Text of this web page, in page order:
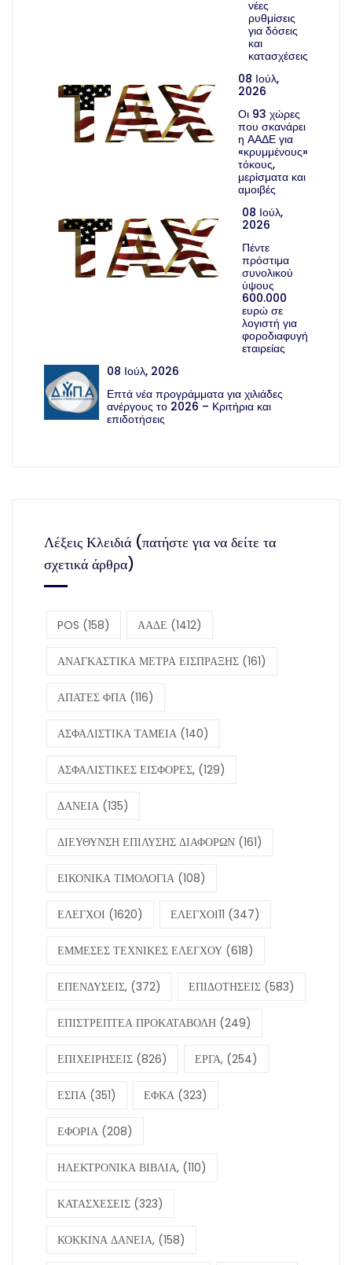
νέες
ρυθμίσεις
για δόσεις
και
κατασχέσεις
08 Ιούλ,
2026
Οι 93 χώρες
που σκανάρει
η ΑΑΔΕ για
«κρυμμένους»
τόκους,
μερίσματα και
αμοιβές
08 Ιούλ,
2026
Πέντε
πρόστιμα
συνολικού
ύψους
600.000
ευρώ σε
λογιστή για
φοροδιαφυγή
εταιρείας
08 Ιούλ, 2026
Επτά νέα προγράμματα για χιλιάδες
ανέργους το 2026 – Κριτήρια και
επιδοτήσεις
Λέξεις Κλειδιά (πατήστε για να δείτε τα
σχετικά άρθρα)
POS (158) ΑΑΔΕ (1412)
ΑΝΑΓΚΑΣΤΙΚΑ ΜΕΤΡΑ ΕΙΣΠΡΑΞΗΣ (161)
ΑΠΑΤΕΣ ΦΠΑ (116)
ΑΣΦΑΛΙΣΤΙΚΑ ΤΑΜΕΙΑ (140)
ΑΣΦΑΛΙΣΤΙΚΕΣ ΕΙΣΦΟΡΕΣ, (129)
ΔΑΝΕΙΑ (135)
ΔΙΕΥΘΥΝΣΗ ΕΠΙΛΥΣΗΣ ΔΙΑΦΟΡΩΝ (161)
ΕΙΚΟΝΙΚΑ ΤΙΜΟΛΟΓΙΑ (108)
ΕΛΕΓΧΟΙ (1620) ΕΛΕΓΧΟΙ11 (347)
ΕΜΜΕΣΕΣ ΤΕΧΝΙΚΕΣ ΕΛΕΓΧΟΥ (618)
ΕΠΕΝΔΥΣΕΙΣ, (372) ΕΠΙΔΟΤΗΣΕΙΣ (583)
ΕΠΙΣΤΡΕΠΤΕΑ ΠΡΟΚΑΤΑΒΟΛΗ (249)
ΕΠΙΧΕΙΡΗΣΕΙΣ (826) ΕΡΓΑ, (254)
ΕΣΠΑ (351) ΕΦΚΑ (323)
ΕΦΟΡΙΑ (208)
ΗΛΕΚΤΡΟΝΙΚΑ ΒΙΒΛΙΑ, (110)
ΚΑΤΑΣΧΕΣΕΙΣ (323)
ΚΟΚΚΙΝΑ ΔΑΝΕΙΑ, (158)